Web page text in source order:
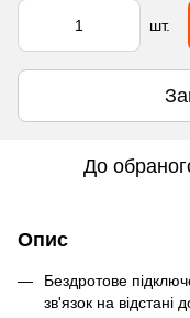
шт.
До
Опис
Бездротове
зв'язок на відстані